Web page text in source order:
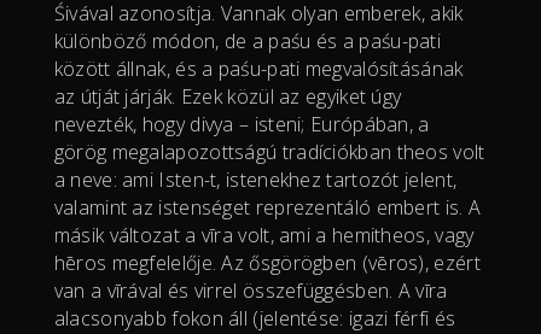
Śivával azonosítja. Vannak olyan emberek, akik
különböző módon, de a paśu és a paśu-pati
között állnak, és a paśu-pati megvalósításának
az útját járják. Ezek közül az egyiket úgy
nevezték, hogy divya – isteni; Európában, a
görög megalapozottságú tradíciókban theos volt
a neve: ami Isten-t, istenekhez tartozót jelent,
valamint az istenséget reprezentáló embert is. A
másik változat a vīra volt, ami a hemitheos, vagy
hēros megfelelője. Az ősgörögben (vēros), ezért
van a vīrával és virrel összefüggésben. A vīra
alacsonyabb fokon áll (jelentése: igazi férfi és